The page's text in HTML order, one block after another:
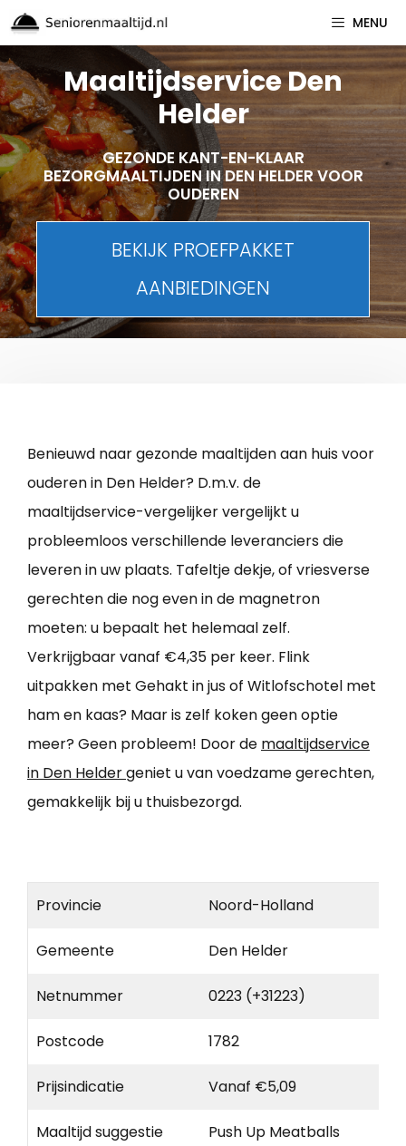
Spring
naar
inhoud
MENU
Maaltijdservice Den
Helder
GEZONDE KANT-EN-KLAAR
BEZORGMAALTIJDEN IN DEN HELDER VOOR
OUDEREN
BEKIJK PROEFPAKKET
AANBIEDINGEN
Benieuwd naar gezonde maaltijden aan huis voor
ouderen in Den Helder? D.m.v. de
maaltijdservice-vergelijker vergelijkt u
probleemloos verschillende leveranciers die
leveren in uw plaats. Tafeltje dekje, of vriesverse
gerechten die nog even in de magnetron
moeten: u bepaalt het helemaal zelf.
Verkrijgbaar vanaf €4,35 per keer. Flink
uitpakken met Gehakt in jus of Witlofschotel met
ham en kaas? Maar is zelf koken geen optie
meer? Geen probleem! Door de maaltijdservice
in Den Heldergeniet u van voedzame gerechten,
gemakkelijk bij u thuisbezorgd.
Provincie Noord-Holland
Gemeente Den Helder
Netnummer 0223 (+31223)
Postcode 1782
Prijsindicatie Vanaf €5,09
Maaltijd suggestie Push Up Meatballs